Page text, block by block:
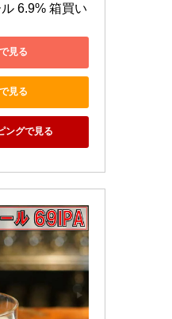
6.9% 箱買い
見る
見る
ングで見る